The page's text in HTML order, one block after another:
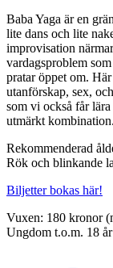
Baba Yaga är en
lite dans och lite
improvisation
vardagsproblem
pratar öppet om.
utanförskap, sex,
som vi också får
utmärkt kombination.
Rekommenderad
Rök och blinkande
Biljetter bokas här!
Vuxen: 180 kronor
Ungdom t.o.m. 18